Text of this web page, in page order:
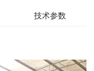
技术参数